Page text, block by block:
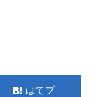
はてブ